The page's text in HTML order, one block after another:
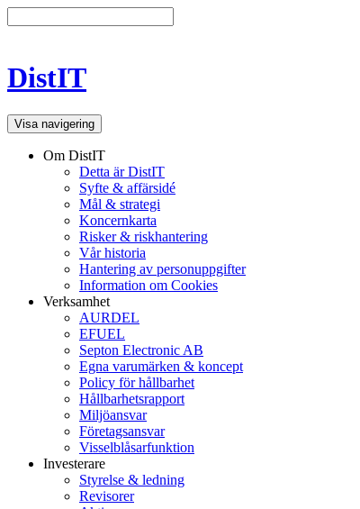
DistIT
Visa navigering
Om DistIT
Detta är DistIT
Syfte & affärsidé
Mål & strategi
Koncernkarta
Risker & riskhantering
Vår historia
Hantering av personuppgifter
Information om Cookies
Verksamhet
AURDEL
EFUEL
Septon Electronic AB
Egna varumärken & koncept
Policy för hållbarhet
Hållbarhetsrapport
Miljöansvar
Företagsansvar
Visselblåsarfunktion
Investerare
Styrelse & ledning
Revisorer